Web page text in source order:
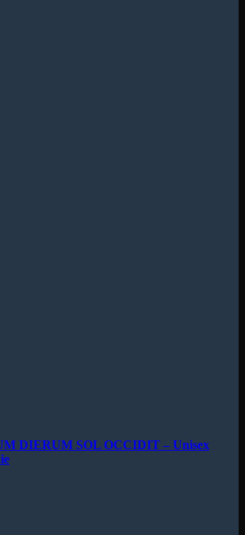
DIERUM SOL OCCIDIT – Unisex